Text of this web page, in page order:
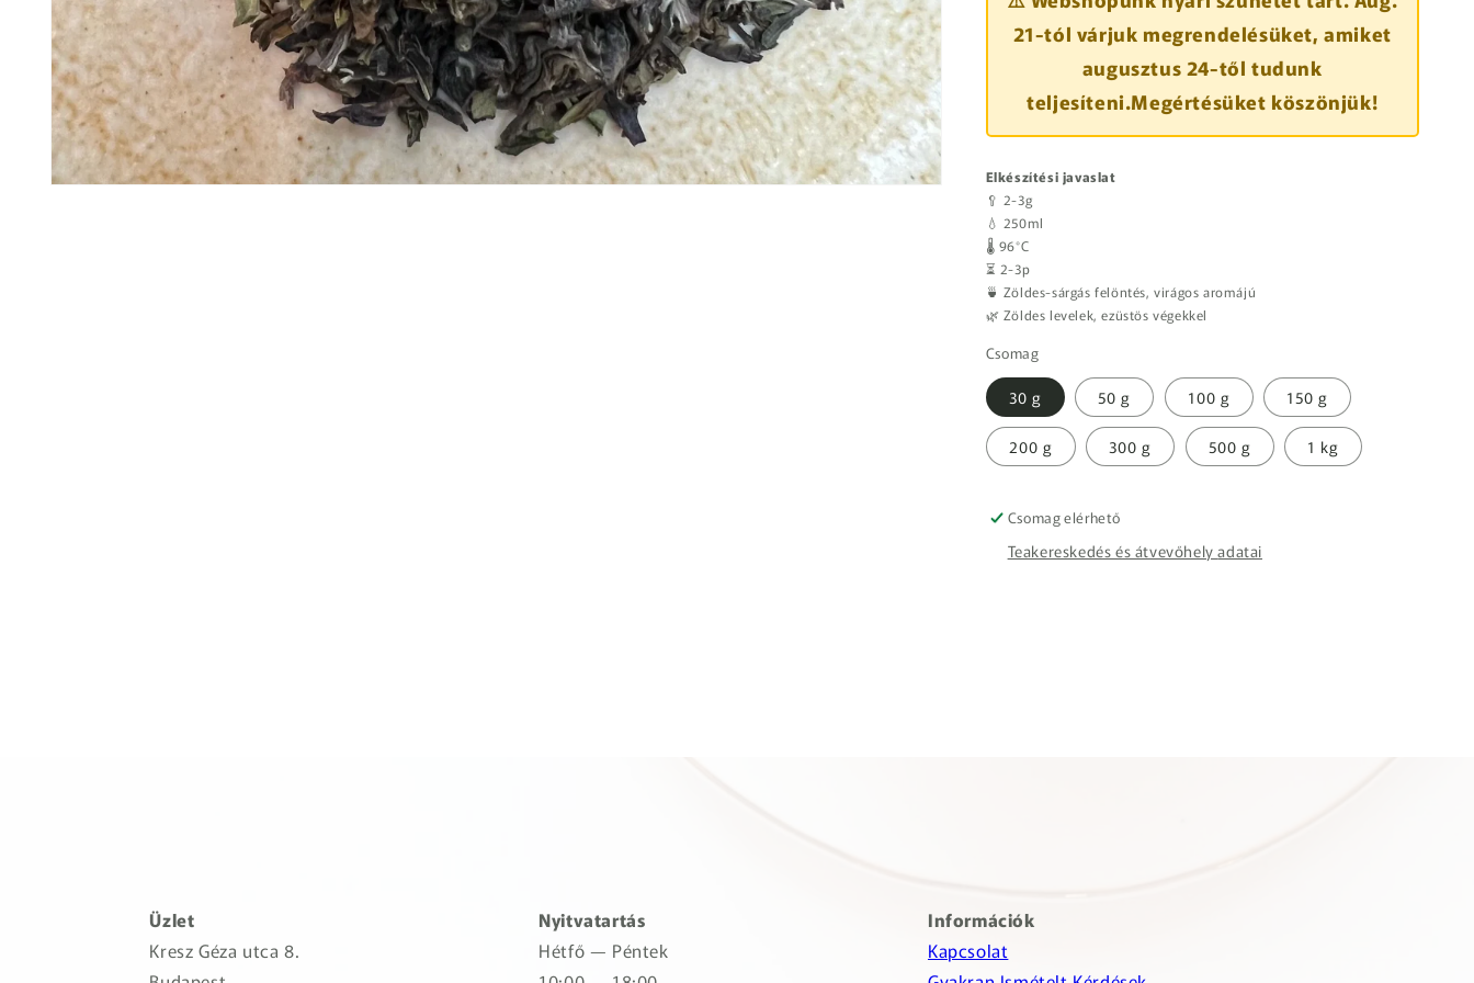
21-tól várjuk megrendelésüket, amiket
augusztus 24-től tudunk
teljesíteni.Megértésüket köszönjük!
Elkészítési javaslat
🥄 2-3g
💧 250ml
🌡️ 96°C
⏳ 2-3p
🍵 Zöldes-sárgás felöntés, virágos aromájú
🌿 Zöldes levelek, ezüstös végekkel
Csomag
30 g 50 g 100 g 150 g
200 g 300 g 500 g 1 kg
Csomag elérhető
Teakereskedés és átvevőhely adatai
Üzlet
Kresz Géza utca 8.
Nyitvatartás
Hétfő — Péntek
Információk
Kapcsolat